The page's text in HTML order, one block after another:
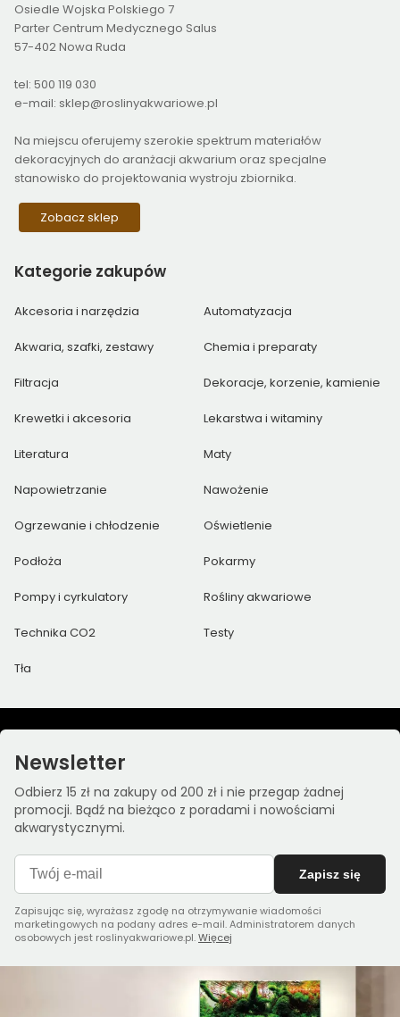
Osiedle Wojska Polskiego 7
Parter Centrum Medycznego Salus
57-402 Nowa Ruda
tel: 500 119 030
e-mail: sklep@roslinyakwariowe.pl
Na miejscu oferujemy szerokie spektrum materiałów
dekoracyjnych do aranżacji akwarium oraz specjalne
stanowisko do projektowania wystroju zbiornika.
Zobacz sklep
Kategorie zakupów
Akcesoria i narzędzia Automatyzacja
Akwaria, szafki, zestawy Chemia i preparaty
Filtracja Dekoracje, korzenie, kamienie
Krewetki i akcesoria Lekarstwa i witaminy
Literatura Maty
Napowietrzanie Nawożenie
Ogrzewanie i chłodzenie Oświetlenie
Podłoża Pokarmy
Pompy i cyrkulatory Rośliny akwariowe
Technika CO2 Testy
Tła
Newsletter
Odbierz 15 zł na zakupy od 200 zł i nie przegap żadnej
promocji. Bądź na bieżąco z poradami i nowościami
akwarystycznymi.
Zapisz się
Zapisując się, wyrażasz zgodę na otrzymywanie wiadomości
marketingowych na podany adres e-mail. Administratorem danych
osobowych jest roslinyakwariowe.pl.Więcej